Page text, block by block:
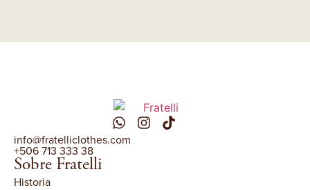
info@fratelliclothes.com
+506 713 333 38
Sobre Fratelli
Historia